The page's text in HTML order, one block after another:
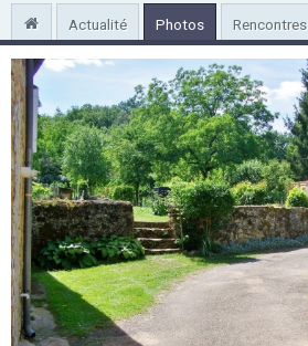
Actualité Photos Rencontres